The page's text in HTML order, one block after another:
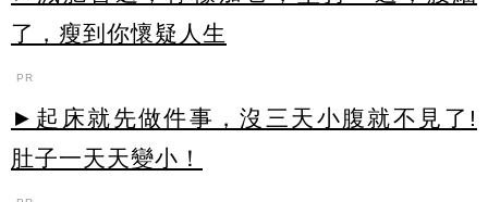
了，瘦到你懷疑人生
PR
►起床就先做件事，沒三天小腹就不見了!
肚子一天天變小！